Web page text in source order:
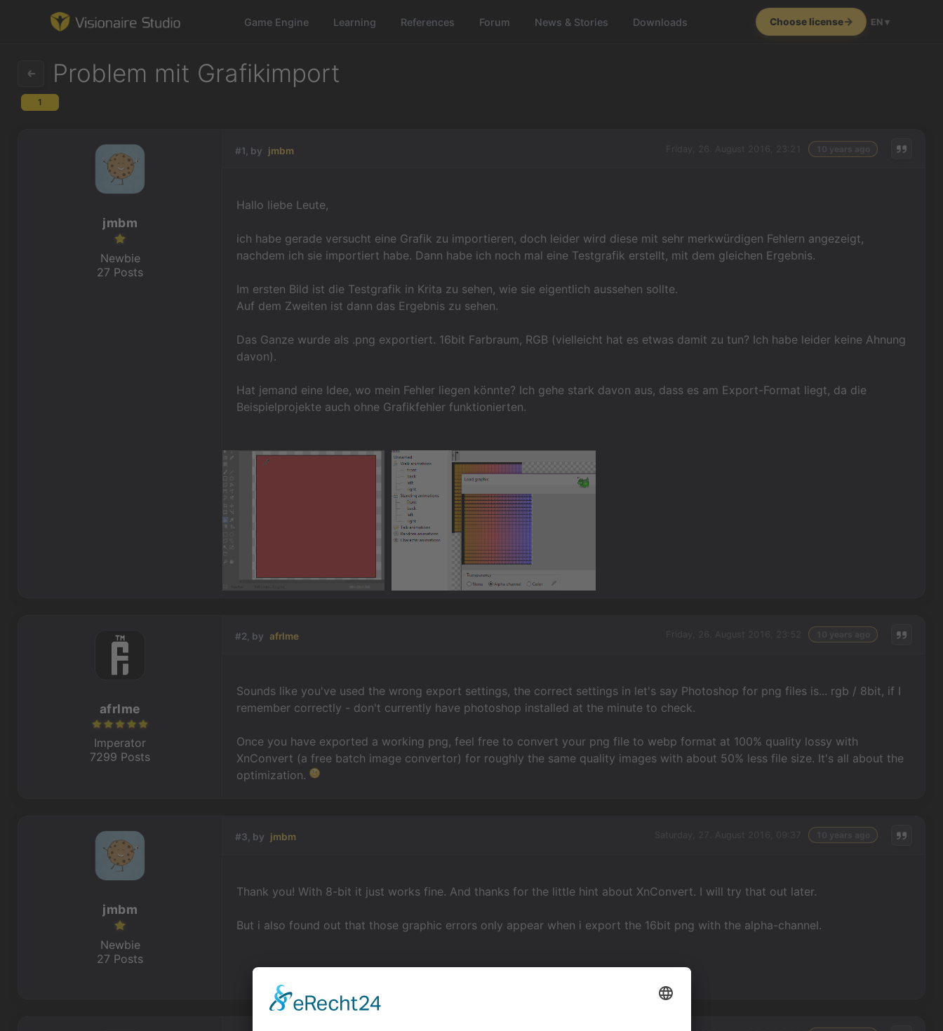
Game Engine Learning References Forum News & Stories Downloads Choose license EN ▾
Learning
References
Forum
News & Stories
Problem mit Grafikimport
1
#1, by jmbm
Hallo liebe Leute,
ich habe gerade versucht eine Grafik zu importieren, doch leider wird diese mit sehr merkwürdigen Fehlern angezeigt,
nachdem ich sie importiert habe. Dann habe ich noch mal eine Testgrafik erstellt, mit dem gleichen Ergebnis.
Im ersten Bild ist die Testgrafik in Krita zu sehen, wie sie eigentlich aussehen sollte.
Auf dem Zweiten ist dann das Ergebnis zu sehen.
Das Ganze wurde als .png exportiert. 16bit Farbraum, RGB (vielleicht hat es etwas damit zu tun? Ich habe leider keine Ahnung
davon).
Hat jemand eine Idee, wo mein Fehler liegen könnte? Ich gehe stark davon aus, dass es am Export-Format liegt, da die
Beispielprojekte auch ohne Grafikfehler funktionierten.
jmbm
Newbie
27 Posts
#2, by afrlme
Sounds like you've used the wrong export settings, the correct settings in let's say Photoshop for png files is... rgb / 8bit, if I
remember correctly - don't currently have photoshop installed at the minute to check.
Once you have exported a working png, feel free to convert your png file to webp format at 100% quality lossy with
XnConvert (a free batch image convertor) for roughly the same quality images with about 50% less file size. It's all about the
optimization.
afrlme
Imperator
7299 Posts
#3, by jmbm
Thank you! With 8-bit it just works fine. And thanks for the little hint about XnConvert. I will try that out later.
But i also found out that those graphic errors only appear when i export the 16bit png with the alpha-channel.
jmbm
Newbie
27 Posts